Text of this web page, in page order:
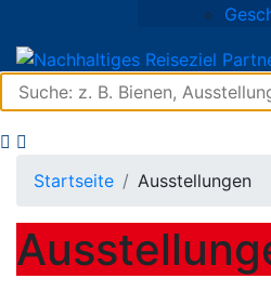
Startseite Ausstellungen